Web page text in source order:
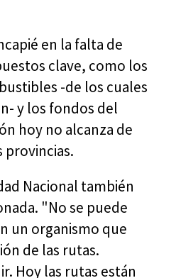
en la falta de
clave, como los
-de los cuales
y los fondos del
hoy no alcanza de
provincias.
Nacional también
"No se puede
un organismo que
de las rutas.
Hoy las rutas están